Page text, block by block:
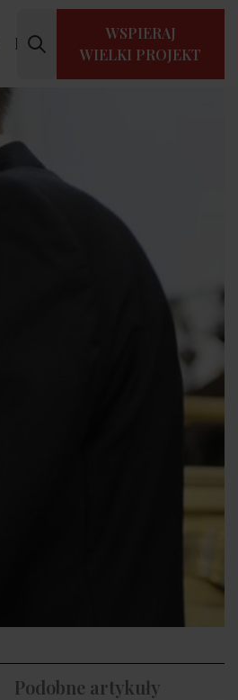
Kontakt
WSPIERAJ
WIELKI PROJEKT
Podobne artykuły